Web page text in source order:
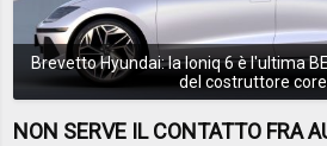
Brevetto Hyundai: la Ioniq 6 è l'ultima
del costruttore
NON SERVE IL CONTATTO FRA